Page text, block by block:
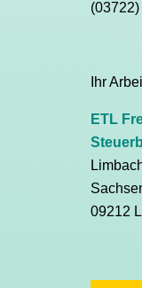
Ihr
ETL
09212